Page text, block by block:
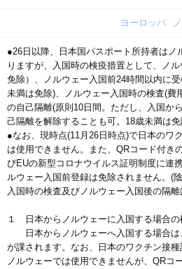
ヨーロッパ
●26日以降、日本国パスポート所持者はノ
りますが、入国時の検疫措置として、ノ
免除）、ノルウェー入国前24時間以内に
未満は免除)、ノルウェー入国時の検査(費
の自己隔離(原則10日間。ただし、入国か
己隔離を解除することも可。18歳未満は免
●なお、現時点(11月26日時点)で日本のワ
は使用できません。また、QRコード付き
びEUの新型コロナウイルス証明制度に連
ルウェー入国前登録は免除されません。(
入国時の検査及びノルウェー入国後の隔離
１ 日本からノルウェーに入国する場合の
日本からノルウェーへ入国する場合は
が課されます。なお、日本のワクチン接種
ノルウェーでは使用できませんが、QRコ